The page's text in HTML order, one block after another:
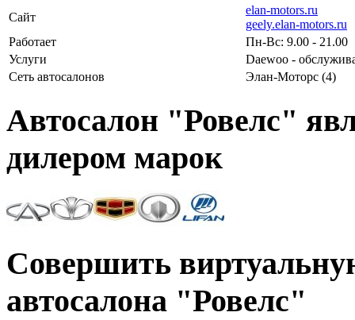
Сайт
elan-motors.ru
geely.elan-motors.ru
Работает
Пн-Вс: 9.00 - 21.00
Услуги
Daewoo -
Сеть автосалонов
Элан-Моторс (4)
Автосалон "Ровелс"
дилером марок
Совершить
автосалона "Ровелс"